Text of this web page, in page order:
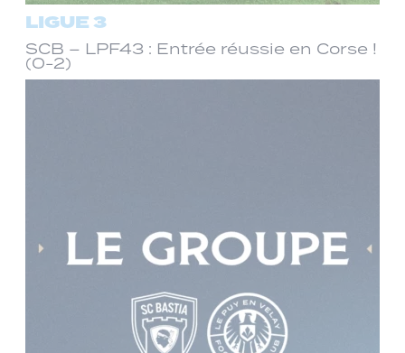
LIGUE 3
SCB – LPF43 : Entrée réussie en Corse !
(0-2)